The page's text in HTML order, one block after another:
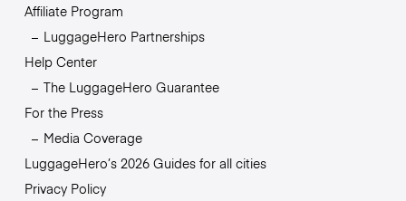
Affiliate Program
LuggageHero Partnerships
Help Center
The LuggageHero Guarantee
For the Press
Media Coverage
LuggageHero’s 2026 Guides for all cities
Privacy Policy